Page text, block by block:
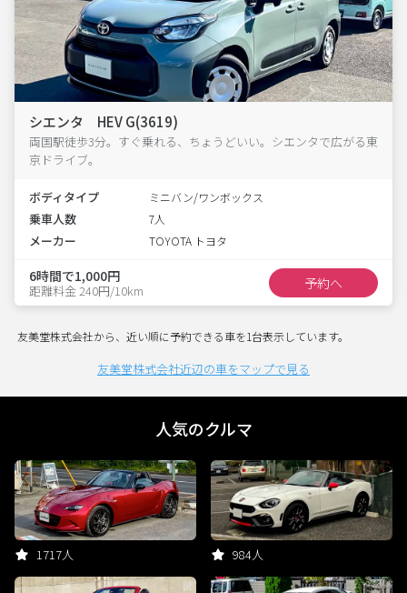
シエンタ HEV G(3619)
両国駅徒歩3分。すぐ乗れる、ちょうどいい。シエンタで広がる東
京ドライブ。
ボディタイプ ミニバン/ワンボックス
乗車人数 7人
メーカー TOYOTA トヨタ
6時間で1,000円
距離料金 240円/10km 予約へ
友美堂株式会社から、近い順に予約できる車を1台表示しています。
友美堂株式会社近辺の車をマップで見る
人気のクルマ
1717人 984人